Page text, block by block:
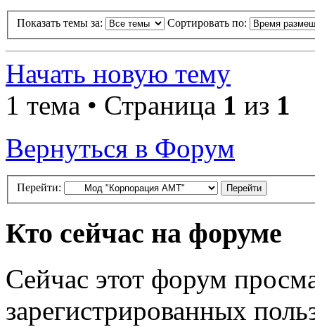
Показать темы за: Сортировать по:
Начать новую тему
1 тема • Страница 1 из 1
Вернуться в Форум
Перейти:
Кто сейчас на форуме
Сейчас этот форум
зарегистрированных